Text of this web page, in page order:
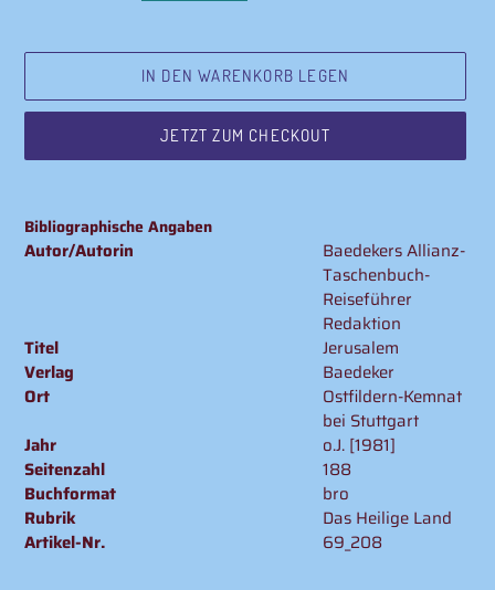
IN DEN WARENKORB LEGEN
JETZT ZUM CHECKOUT
wird
zum
Warenkorb
Bibliographische Angaben
Autor/Autorin
Baedekers Allianz-
Taschenbuch-
Reiseführer
Redaktion
Titel
Jerusalem
Verlag
Baedeker
Ort
Ostfildern-Kemnat
bei Stuttgart
Jahr
o.J. [1981]
Seitenzahl
188
Buchformat
bro
Rubrik
Das Heilige Land
Artikel-Nr.
69_208